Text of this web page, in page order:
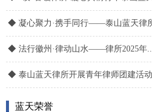
◆ 凝心聚力·携手同行——泰山蓝天律
◆ 法行徽州·律动山水——律所2025年..
◆ 泰山蓝天律所开展青年律师团建活动
蓝天荣誉